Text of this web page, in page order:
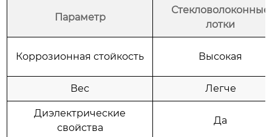
Параметр
Стекловолоконные
лотки
Коррозионная стойкость Высокая
Вес Легче
Диэлектрические
свойства
Да